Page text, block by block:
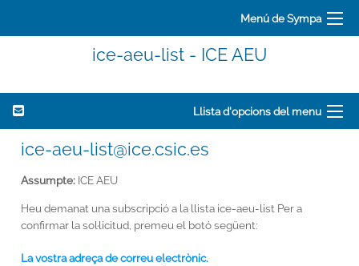
Menú de Sympa
ice-aeu-list - ICE AEU
Llista d'opcions del menu
ice-aeu-list@ice.csic.es
Assumpte: ICE AEU
Heu demanat una subscripció a la llista ice-aeu-list Per a
confirmar la sol·licitud, premeu el botó següent:
La vostra adreça de correu electrònic.